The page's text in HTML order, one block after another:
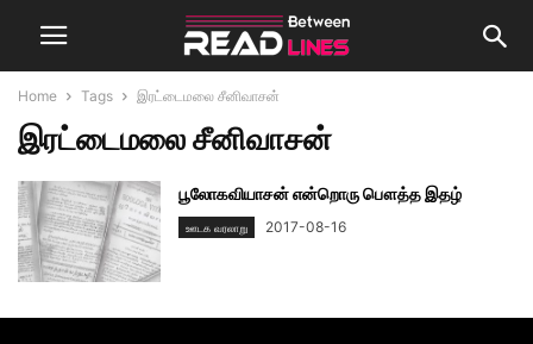
Home Tags இரட்டைமலை சீனிவாசன்
இரட்டைமலை சீனிவாசன்
பூலோகவியாசன் என்றொரு பௌத்த இதழ்
ஊடக வரலாறு 2017-08-16